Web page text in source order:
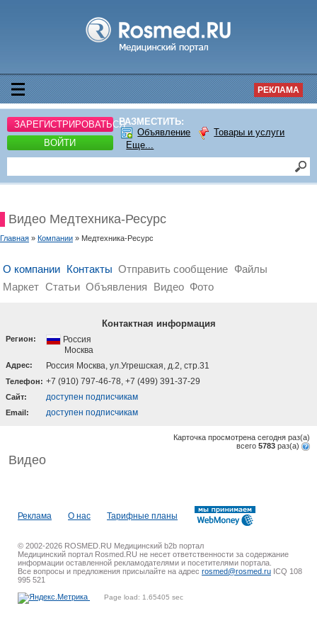
РЕКЛАМА
ЗАРЕГИСТРИРОВАТЬСЯ
ВОЙТИ
РАЗМЕСТИТЬ:
Объявление
Товары и услуги
Еще...
Видео Медтехника-Ресурс
Главная » Компании » Медтехника-Ресурс
О компании Контакты Отправить сообщение Файлы
Маркет Статьи Объявления Видео Фото
Контактная информация
Регион:
Россия
Москва
Адрес: Россия Москва, ул.Угрешская, д.2, стр.31
Телефон: +7 (910) 797-46-78, +7 (499) 391-37-29
Cайт: доступен подписчикам
Email: доступен подписчикам
Карточка просмотрена сегодня раз(a)
всего 5783 раз(a)
Видео
Реклама О нас Тарифные планы
© 2002-2026 ROSMED.RU Медицинский b2b портал
Медицинский портал Rosmed.RU не несет ответственности за содержание
информации оставленной рекламодателями и посетителями портала.
Все вопросы и предложения присылайте на адрес rosmed@rosmed.ru ICQ 108
995 521
Page load: 1.65405 sec